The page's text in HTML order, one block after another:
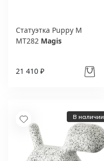
Статуэтка Puppy M
MT282 Magis
21 410 ₽
В наличии